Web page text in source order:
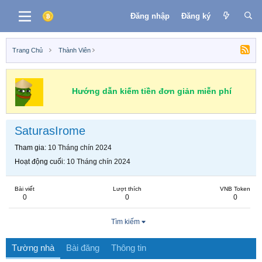
Đăng nhập Đăng ký
Trang Chủ Thành Viên
Hướng dẫn kiếm tiền đơn giản miễn phí
SaturasIrome
Tham gia 10 Tháng chín 2024
Hoạt động cuối 10 Tháng chín 2024
Bài viết
0
Lượt thích
0
VNB Token
0
Tìm kiếm
Tường nhà Bài đăng Thông tin